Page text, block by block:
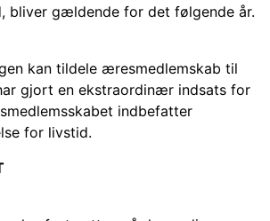
bliver gældende for det følgende år.
kan tildele æresmedlemskab til
gjort en ekstraordinær indsats for
indbefatter
for livstid.